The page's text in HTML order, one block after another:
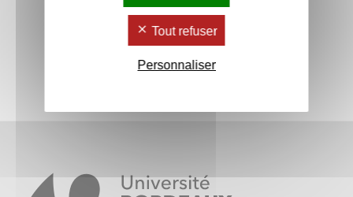
Tout refuser
Personnaliser